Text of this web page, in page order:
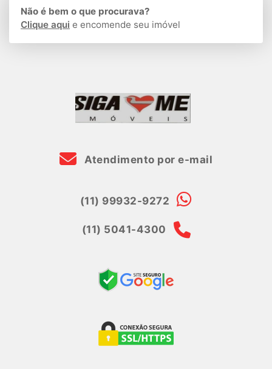
Não é bem o que procurava?
Clique aqui e encomende seu imóvel
Atendimento por e-mail
(11) 99932-9272
(11) 5041-4300